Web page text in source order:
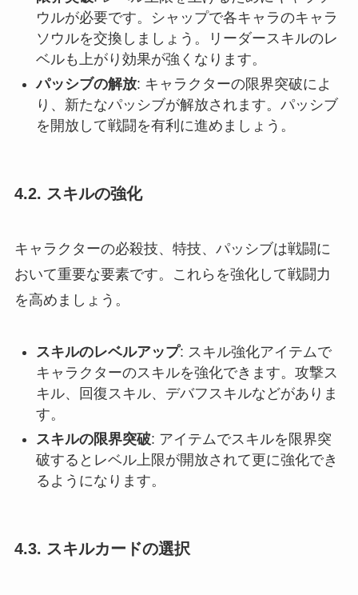
ウルが必要です。シャップで各キャラのキャラ
ソウルを交換しましょう。リーダースキルのレ
ベルも上がり効果が強くなります。
パッシブの解放: キャラクターの限界突破によ
り、新たなパッシブが解放されます。パッシブ
を開放して戦闘を有利に進めましょう。
4.2. スキルの強化
キャラクターの必殺技、特技、パッシブは戦闘に
おいて重要な要素です。これらを強化して戦闘力
を高めましょう。
スキルのレベルアップ: スキル強化アイテムで
キャラクターのスキルを強化できます。攻撃ス
キル、回復スキル、デバフスキルなどがありま
す。
スキルの限界突破: アイテムでスキルを限界突
破するとレベル上限が開放されて更に強化でき
るようになります。
4.3. スキルカードの選択